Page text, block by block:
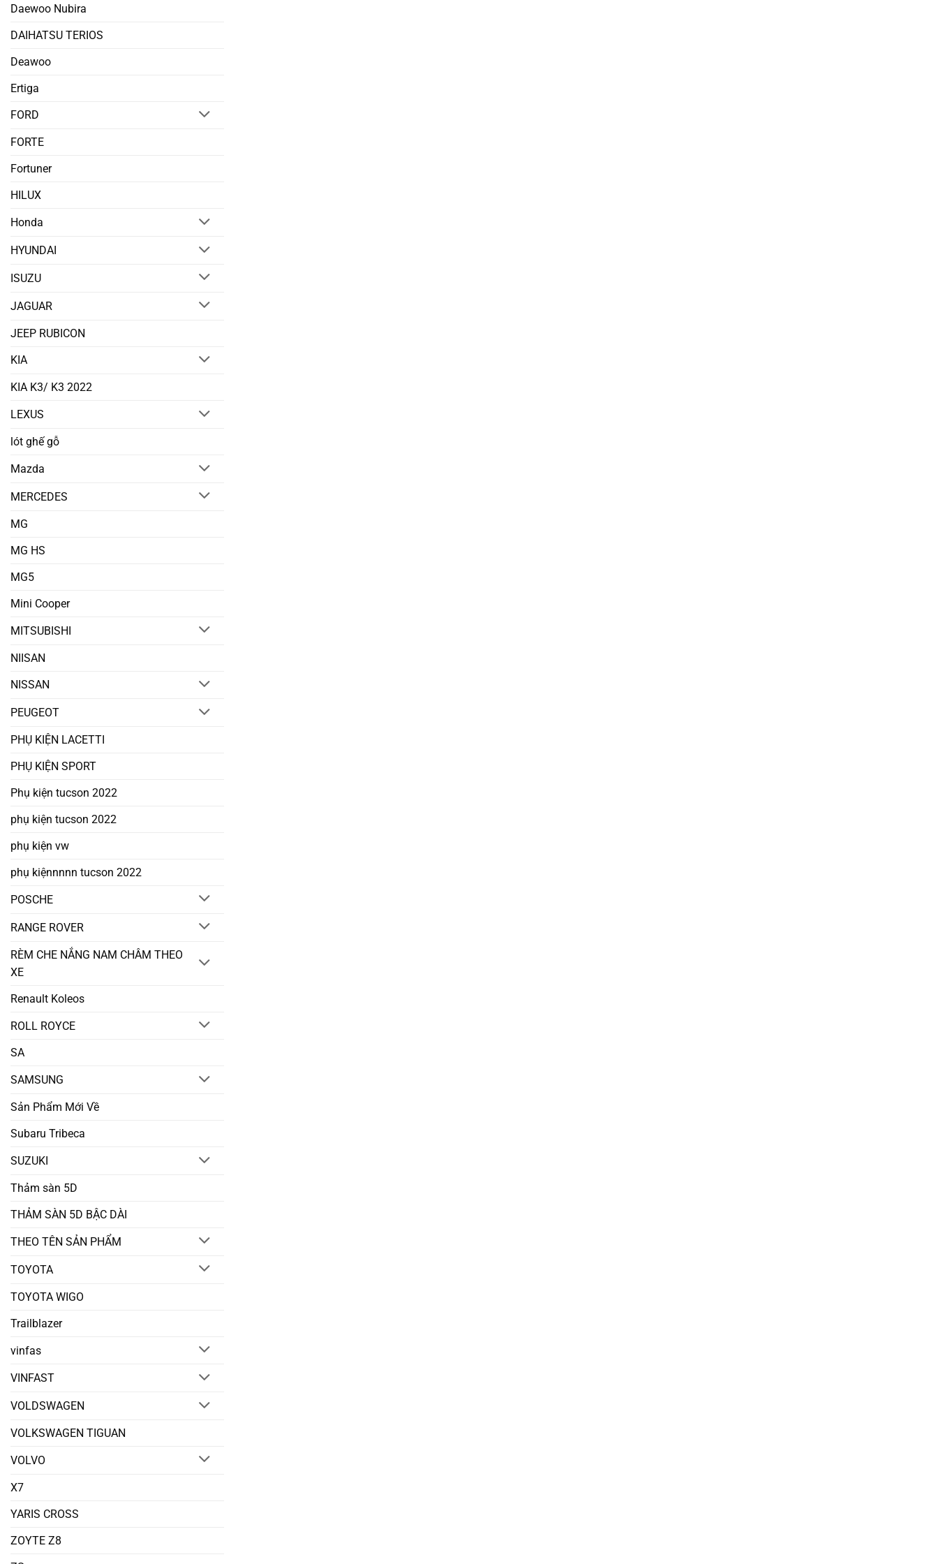
Daewoo Nubira
DAIHATSU TERIOS
Deawoo
Ertiga
FORD
FORTE
Fortuner
HILUX
Honda
HYUNDAI
ISUZU
JAGUAR
JEEP RUBICON
KIA
KIA K3/ K3 2022
LEXUS
lót ghế gỗ
Mazda
MERCEDES
MG
MG HS
MG5
Mini Cooper
MITSUBISHI
NIISAN
NISSAN
PEUGEOT
PHỤ KIỆN LACETTI
PHỤ KIỆN SPORT
Phụ kiện tucson 2022
phụ kiện tucson 2022
phụ kiện vw
phụ kiệnnnnn tucson 2022
POSCHE
RANGE ROVER
RÈM CHE NẮNG NAM CHÂM THEO
XE
Renault Koleos
ROLL ROYCE
SA
SAMSUNG
Sản Phẩm Mới Về
Subaru Tribeca
SUZUKI
Thảm sàn 5D
THẢM SÀN 5D BẬC DÀI
THEO TÊN SẢN PHẨM
TOYOTA
TOYOTA WIGO
Trailblazer
vinfas
VINFAST
VOLDSWAGEN
VOLKSWAGEN TIGUAN
VOLVO
X7
YARIS CROSS
ZOYTE Z8